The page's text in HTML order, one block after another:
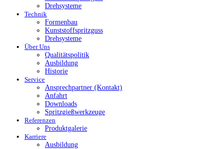
Drehsysteme
Technik
Formenbau
Kunststoffspritzguss
Drehsysteme
Über Uns
Qualitätspolitik
Ausbildung
Historie
Service
Ansprechpartner (Kontakt)
Anfahrt
Downloads
Spritzgießwerkzeuge
Referenzen
Produktgalerie
Karriere
Ausbildung